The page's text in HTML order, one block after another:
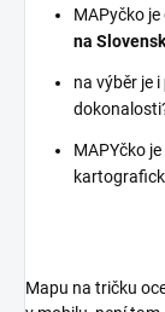
MAPyčko
na
na výběr je i
MAPYčko je
Mapu na tričku